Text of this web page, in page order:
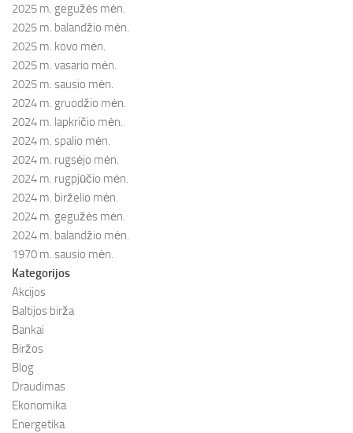
2025 m. gegužės mėn.
2025 m. balandžio mėn.
2025 m. kovo mėn.
2025 m. vasario mėn.
2025 m. sausio mėn.
2024 m. gruodžio mėn.
2024 m. lapkričio mėn.
2024 m. spalio mėn.
2024 m. rugsėjo mėn.
2024 m. rugpjūčio mėn.
2024 m. birželio mėn.
2024 m. gegužės mėn.
2024 m. balandžio mėn.
1970 m. sausio mėn.
Kategorijos
Akcijos
Baltijos birža
Bankai
Biržos
Blog
Draudimas
Ekonomika
Energetika